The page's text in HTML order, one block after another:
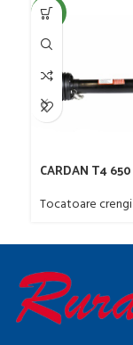
NEW
CARDAN T4 650
Tocatoare crengi